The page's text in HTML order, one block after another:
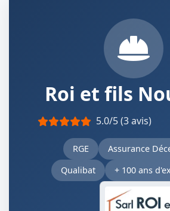
Roi et fils
5.0/5 (3 avis)
RGE
Assurance
Qualibat
+ 100 ans